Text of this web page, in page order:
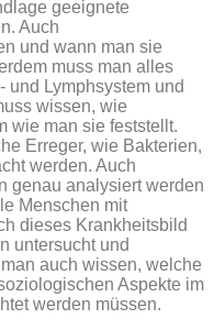
geeignete
Auch
und wann man sie
muss man alles
und Lymphsystem und
wissen, wie
wie man sie feststellt.
Erreger, wie Bakterien,
werden. Auch
genau analysiert werden
Menschen mit
dieses Krankheitsbild
untersucht und
auch wissen, welche
Aspekte im
werden müssen.